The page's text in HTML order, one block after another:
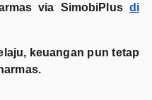
via SimobiPlus di
keuangan pun tetap